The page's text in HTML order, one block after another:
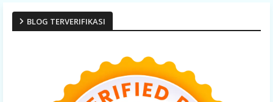
BLOG TERVERIFIKASI